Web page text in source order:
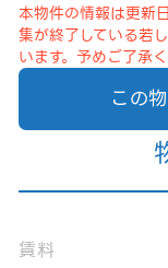
本物件の情報は更新
集が終了している若
います。予めご了承く
この
賃料